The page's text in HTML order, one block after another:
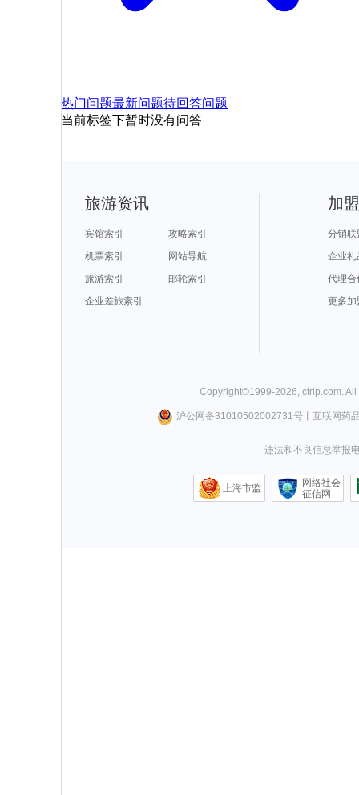
热门问题最新问题待回答问题
当前标签下暂时没有问答
旅游资讯
宾馆索引
攻略索引
机票索引
网站导航
旅游索引
邮轮索引
企业差旅索引
加
分销联
企业礼
代理合
更多加
Copyright©1999-2026, ctrip.com.
沪公网备31010502002731号丨 互联网药
违法和不良信息举报
上海市监
网络社会
征信网